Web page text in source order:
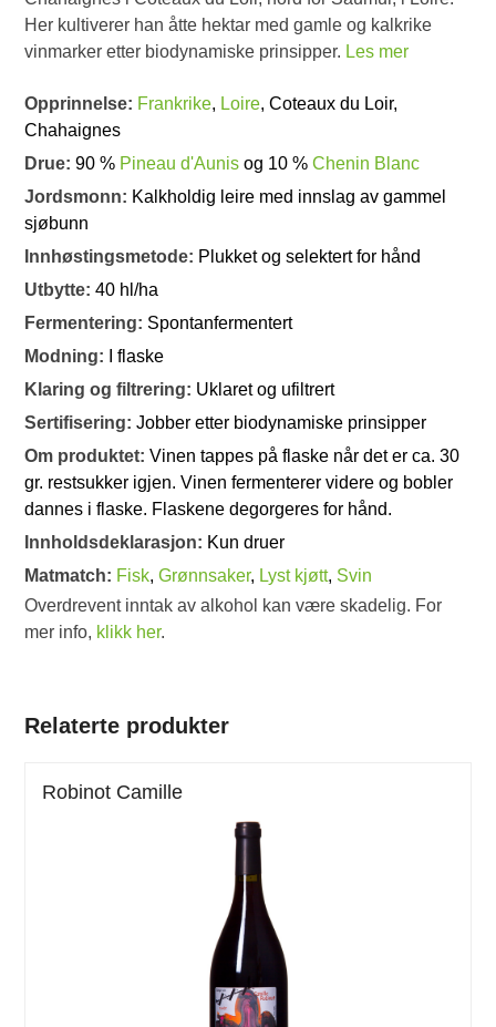
Her kultiverer han åtte hektar med gamle og kalkrike
vinmarker etter biodynamiske prinsipper. Les mer
Opprinnelse: Frankrike, Loire, Coteaux du Loir,
Chahaignes
Drue:90 % Pineau d'Aunis og 10 %Chenin Blanc
Jordsmonn: Kalkholdig leire med innslag av gammel
sjøbunn
Innhøstingsmetode: Plukket og selektert for hånd
Utbytte:40 hl/ha
Fermentering: Spontanfermentert
Modning:
I flaske
Klaring og filtrering: Uklaret og ufiltrert
Sertifisering:Jobber etter biodynamiske prinsipper
Om produktet:Vinen tappes på flaske når det er ca. 30
gr. restsukker igjen. Vinen fermenterer videre og bobler
dannes i flaske. Flaskene degorgeres for hånd.
Innholdsdeklarasjon: Kun druer
Matmatch: Fisk,Grønnsaker, Lyst kjøtt, Svin
Overdrevent inntak av alkohol kan være skadelig. For
mer info, klikk her.
Relaterte produkter
Robinot Camille